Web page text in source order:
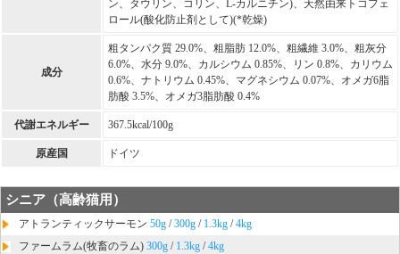
ン、タウリン、コリン、L-カルニチン)、天然由来トコフェ
ロール(酸化防止剤として)(*乾燥)
成分
粗タンパク質 29.0%、粗脂肪 12.0%、粗繊維 3.0%、粗灰分
6.0%、水分 9.0%、カルシウム 0.85%、リン 0.8%、カリウム
0.6%、ナトリウム 0.45%、マグネシウム 0.07%、オメガ6脂
肪酸 3.5%、オメガ3脂肪酸 0.4%
代謝エネルギー 367.5kcal/100g
原産国 ドイツ
シニア（高齢猫用）
アトランティックサーモン 50g /300g / 1.3kg /4kg
ファームラム(牧畜のラム) 300g / 1.3kg /4kg